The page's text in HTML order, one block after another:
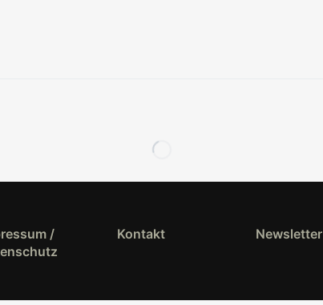
/
Kontakt Newsletter